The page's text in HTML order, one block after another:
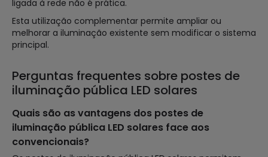
ligada à rede não é prática.
Esta utilização complementar permite ampliar ou
melhorar a iluminação existente sem modificar o sistema
principal.
Perguntas frequentes sobre postes de
iluminação pública LED solares
Quais são as vantagens dos postes de
iluminação pública LED solares face aos
convencionais?